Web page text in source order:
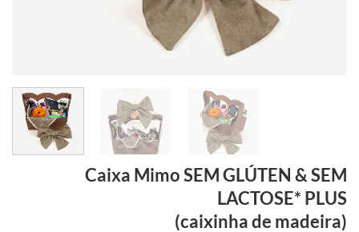
Caixa Mimo SEM GLÚTEN & SEM
LACTOSE* PLUS
(caixinha de madeira)